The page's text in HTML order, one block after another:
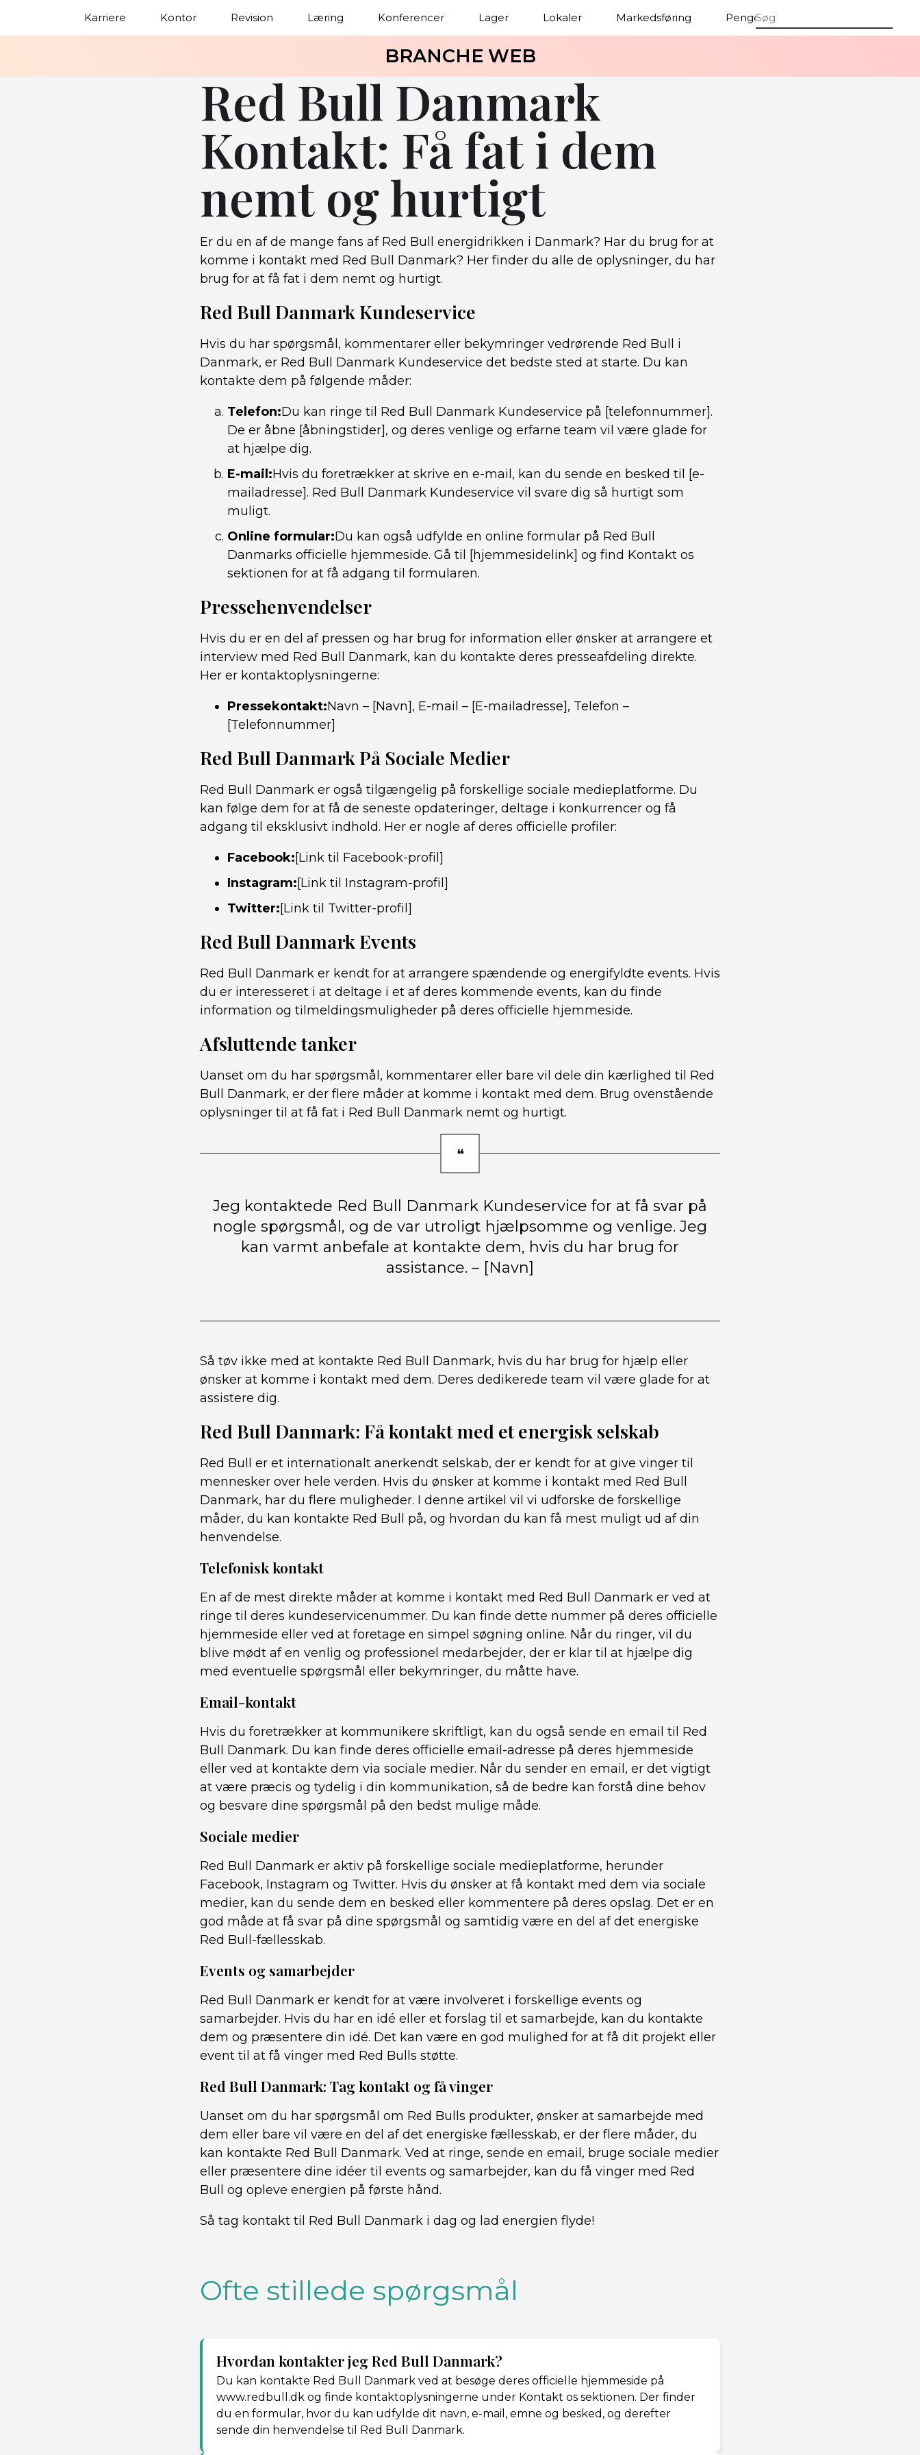
Karriere Kontor Revision Læring Konferencer Lager Lokaler Markedsføring Penge
BRANCHE WEB
Red Bull Danmark
Kontakt: Få fat i dem
nemt og hurtigt
Er du en af de mange fans af Red Bull energidrikken i Danmark? Har du brug for at
komme i kontakt med Red Bull Danmark? Her finder du alle de oplysninger, du har
brug for at få fat i dem nemt og hurtigt.
Red Bull Danmark Kundeservice
Hvis du har spørgsmål, kommentarer eller bekymringer vedrørende Red Bull i
Danmark, er Red Bull Danmark Kundeservice det bedste sted at starte. Du kan
kontakte dem på følgende måder:
Telefon:Du kan ringe til Red Bull Danmark Kundeservice på [telefonnummer].
De er åbne [åbningstider], og deres venlige og erfarne team vil være glade for
at hjælpe dig.
E-mail:Hvis du foretrækker at skrive en e-mail, kan du sende en besked til [e-
mailadresse]. Red Bull Danmark Kundeservice vil svare dig så hurtigt som
muligt.
Online formular:Du kan også udfylde en online formular på Red Bull
Danmarks officielle hjemmeside. Gå til [hjemmesidelink] og find Kontakt os
sektionen for at få adgang til formularen.
Pressehenvendelser
Hvis du er en del af pressen og har brug for information eller ønsker at arrangere et
interview med Red Bull Danmark, kan du kontakte deres presseafdeling direkte.
Her er kontaktoplysningerne:
Pressekontakt:Navn – [Navn], E-mail – [E-mailadresse], Telefon –
[Telefonnummer]
Red Bull Danmark På Sociale Medier
Red Bull Danmark er også tilgængelig på forskellige sociale medieplatforme. Du
kan følge dem for at få de seneste opdateringer, deltage i konkurrencer og få
adgang til eksklusivt indhold. Her er nogle af deres officielle profiler:
Facebook:[Link til Facebook-profil]
Instagram:[Link til Instagram-profil]
Twitter:[Link til Twitter-profil]
Red Bull Danmark Events
Red Bull Danmark er kendt for at arrangere spændende og energifyldte events. Hvis
du er interesseret i at deltage i et af deres kommende events, kan du finde
information og tilmeldingsmuligheder på deres officielle hjemmeside.
Afsluttende tanker
Uanset om du har spørgsmål, kommentarer eller bare vil dele din kærlighed til Red
Bull Danmark, er der flere måder at komme i kontakt med dem. Brug ovenstående
oplysninger til at få fat i Red Bull Danmark nemt og hurtigt.
Jeg kontaktede Red Bull Danmark Kundeservice for at få svar på
nogle spørgsmål, og de var utroligt hjælpsomme og venlige. Jeg
kan varmt anbefale at kontakte dem, hvis du har brug for
assistance. – [Navn]
Så tøv ikke med at kontakte Red Bull Danmark, hvis du har brug for hjælp eller
ønsker at komme i kontakt med dem. Deres dedikerede team vil være glade for at
assistere dig.
Red Bull Danmark: Få kontakt med et energisk selskab
Red Bull er et internationalt anerkendt selskab, der er kendt for at give vinger til
mennesker over hele verden. Hvis du ønsker at komme i kontakt med Red Bull
Danmark, har du flere muligheder. I denne artikel vil vi udforske de forskellige
måder, du kan kontakte Red Bull på, og hvordan du kan få mest muligt ud af din
henvendelse.
Telefonisk kontakt
En af de mest direkte måder at komme i kontakt med Red Bull Danmark er ved at
ringe til deres kundeservicenummer. Du kan finde dette nummer på deres officielle
hjemmeside eller ved at foretage en simpel søgning online. Når du ringer, vil du
blive mødt af en venlig og professionel medarbejder, der er klar til at hjælpe dig
med eventuelle spørgsmål eller bekymringer, du måtte have.
Email-kontakt
Hvis du foretrækker at kommunikere skriftligt, kan du også sende en email til Red
Bull Danmark. Du kan finde deres officielle email-adresse på deres hjemmeside
eller ved at kontakte dem via sociale medier. Når du sender en email, er det vigtigt
at være præcis og tydelig i din kommunikation, så de bedre kan forstå dine behov
og besvare dine spørgsmål på den bedst mulige måde.
Sociale medier
Red Bull Danmark er aktiv på forskellige sociale medieplatforme, herunder
Facebook, Instagram og Twitter. Hvis du ønsker at få kontakt med dem via sociale
medier, kan du sende dem en besked eller kommentere på deres opslag. Det er en
god måde at få svar på dine spørgsmål og samtidig være en del af det energiske
Red Bull-fællesskab.
Events og samarbejder
Red Bull Danmark er kendt for at være involveret i forskellige events og
samarbejder. Hvis du har en idé eller et forslag til et samarbejde, kan du kontakte
dem og præsentere din idé. Det kan være en god mulighed for at få dit projekt eller
event til at få vinger med Red Bulls støtte.
Red Bull Danmark: Tag kontakt og få vinger
Uanset om du har spørgsmål om Red Bulls produkter, ønsker at samarbejde med
dem eller bare vil være en del af det energiske fællesskab, er der flere måder, du
kan kontakte Red Bull Danmark. Ved at ringe, sende en email, bruge sociale medier
eller præsentere dine idéer til events og samarbejder, kan du få vinger med Red
Bull og opleve energien på første hånd.
Så tag kontakt til Red Bull Danmark i dag og lad energien flyde!
Ofte stillede spørgsmål
Hvordan kontakter jeg Red Bull Danmark?
Du kan kontakte Red Bull Danmark ved at besøge deres officielle hjemmeside på
www.redbull.dk og finde kontaktoplysningerne under Kontakt os sektionen. Der finder
du en formular, hvor du kan udfylde dit navn, e-mail, emne og besked, og derefter
sende din henvendelse til Red Bull Danmark.